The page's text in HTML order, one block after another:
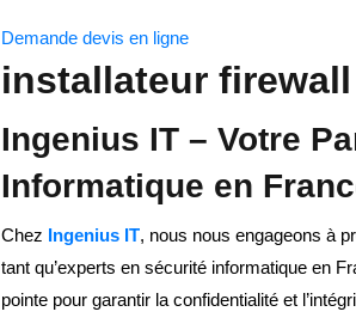
Demande devis en ligne
installateur
Ingenius IT – Votre
Informatique en
Chez Ingenius IT, nous nous engageons à
tant qu’experts en sécurité informatique en
pointe pour garantir la confidentialité et